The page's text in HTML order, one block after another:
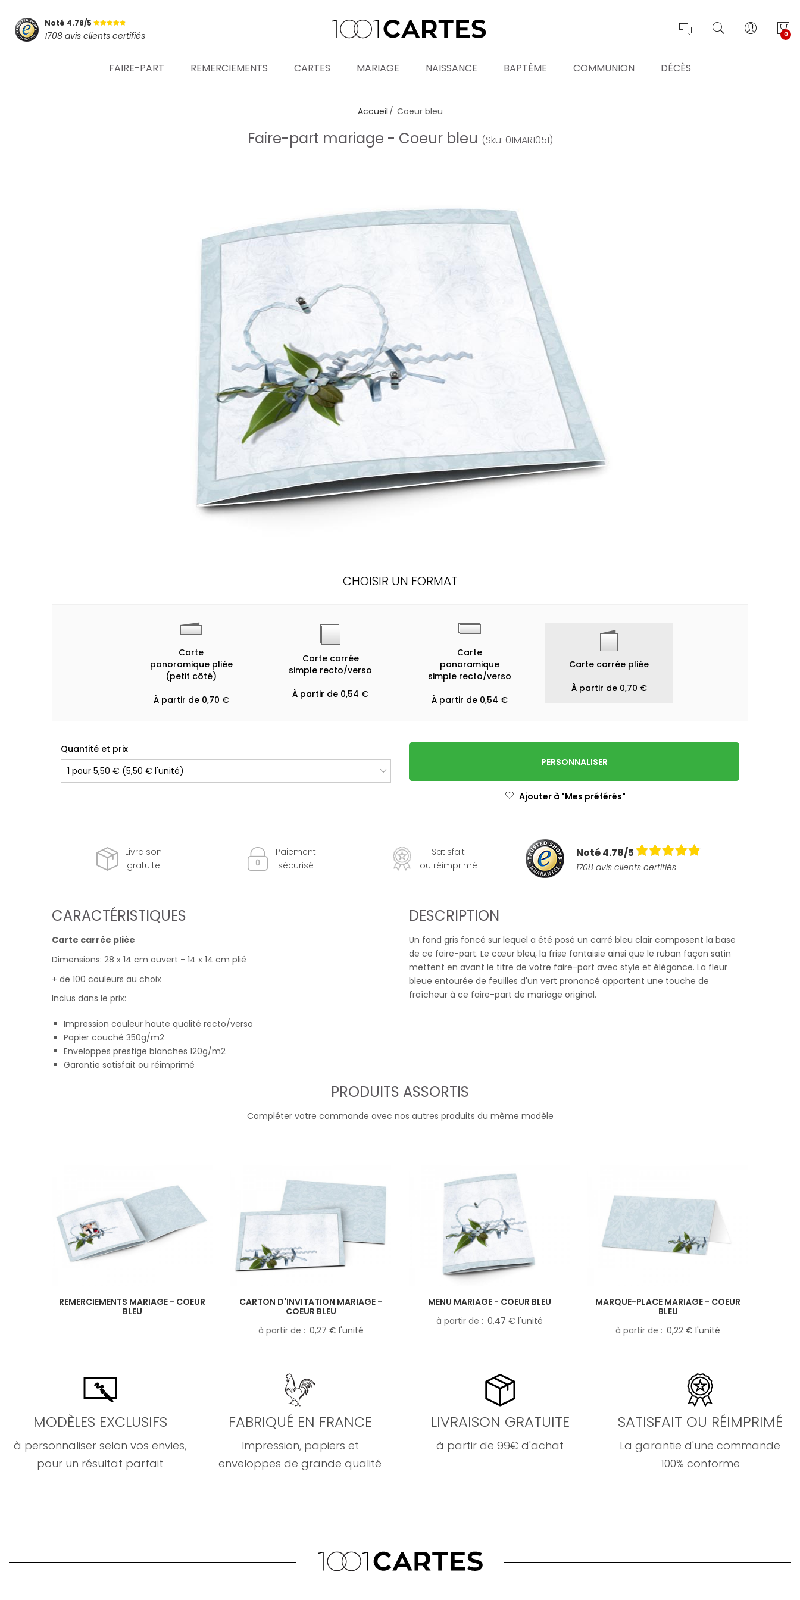
Noté 4.78/5
1708 avis clients certifiés 0
FAIRE-PART REMERCIEMENTS CARTES MARIAGE NAISSANCE BAPTÊME COMMUNION DÉCÈS
Mot de passe oublié ?
SE CONNECTER
Accueil Coeur bleu
Faire-part mariage - Coeur bleu (Sku: 01MAR1051)
CHOISIR UN FORMAT
Carte
panoramique pliée
(petit côté)
À partir de 0,70 €
Carte carrée
simple recto/verso
À partir de 0,54 €
Carte
panoramique
simple recto/verso
À partir de 0,54 €
Carte carrée pliée
À partir de 0,70 €
Quantité et prix
PERSONNALISER
Ajouter à "Mes préférés"
Livraison
gratuite
Paiement
sécurisé
Satisfait
ou réimprimé
Noté 4.78/5
1708 avis clients certifiés
CARACTÉRISTIQUES
Carte carrée pliée
Dimensions: 28 x 14 cm ouvert - 14 x 14 cm plié
+ de 100 couleurs au choix
Inclus dans le prix:
Impression couleur haute qualité recto/verso
Papier couché 350g/m2
Enveloppes prestige blanches 120g/m2
Garantie satisfait ou réimprimé
DESCRIPTION
Un fond gris foncé sur lequel a été posé un carré bleu clair composent la base
de ce faire-part. Le cœur bleu, la frise fantaisie ainsi que le ruban façon satin
mettent en avant le titre de votre faire-part avec style et élégance. La fleur
bleue entourée de feuilles d'un vert prononcé apportent une touche de
fraîcheur à ce faire-part de mariage original.
PRODUITS ASSORTIS
Compléter votre commande avec nos autres produits du même modèle
REMERCIEMENTS MARIAGE - COEUR
BLEU
CARTON D'INVITATION MARIAGE -
COEUR BLEU
à partir de
0,27 € l'unité
MENU MARIAGE - COEUR BLEU
à partir de
0,47 € l'unité
MARQUE-PLACE MARIAGE - COEUR
BLEU
à partir de
0,22 € l'unité
MODÈLES EXCLUSIFS
à personnaliser selon vos envies,
pour un résultat parfait
FABRIQUÉ EN FRANCE
Impression, papiers et
enveloppes de grande qualité
LIVRAISON GRATUITE
à partir de 99€ d'achat
SATISFAIT OU RÉIMPRIMÉ
La garantie d'une commande
100% conforme